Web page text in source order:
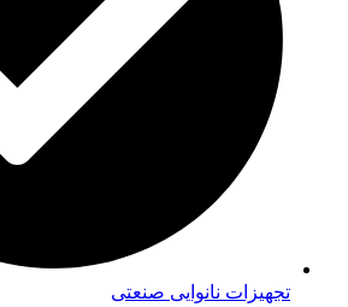
تجهیزات نانوایی صنعتی